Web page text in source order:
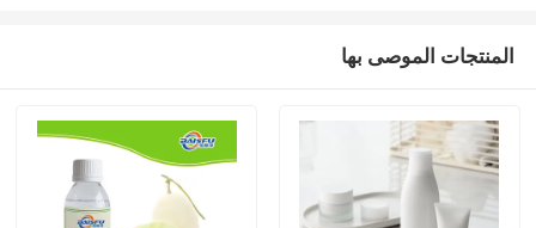
المنتجات الموصى بها